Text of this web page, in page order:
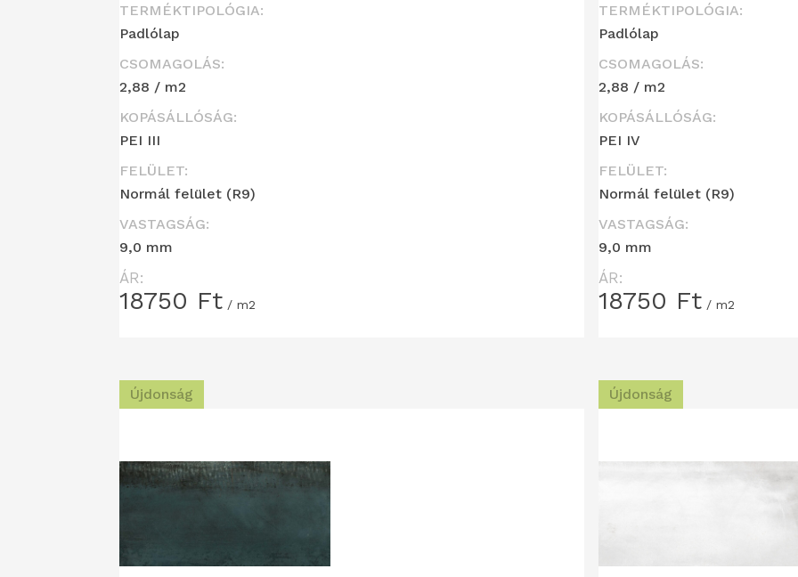
TERMÉKTIPOLÓGIA:
Padlólap
CSOMAGOLÁS:
2,88 / m2
KOPÁSÁLLÓSÁG:
PEI III
FELÜLET:
Normál felület (R9)
VASTAGSÁG:
9,0 mm
ÁR:
18750 Ft / m2
TERMÉKTIPOLÓGIA:
Padlólap
CSOMAGOLÁS:
2,88 / m2
KOPÁSÁLLÓSÁG:
PEI IV
FELÜLET:
Normál felület (R9)
VASTAGSÁG:
9,0 mm
ÁR:
18750 Ft / m2
Újdonság Újdonság